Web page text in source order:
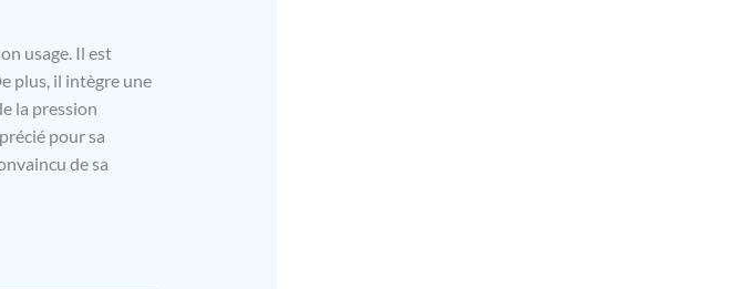
usage. Il est
plus, il intègre une
la pression
pour sa
de sa